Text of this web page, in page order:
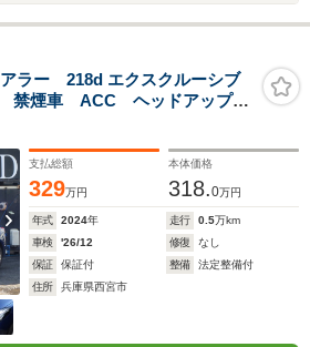
ラー 218d エクスクルーシブ
禁煙車 ACC ヘッドアップデ
ト シートヒーター パワーシ
度カメラ コーナーセンサ
トゥース USB メーカー保
支払総額
329万円
本体価格
318.0万円
年式 2024年 走行 0.5万km
車検
'26/12 修復
なし
保証
保証付 整備
法定整備付
住所
兵庫県西宮市